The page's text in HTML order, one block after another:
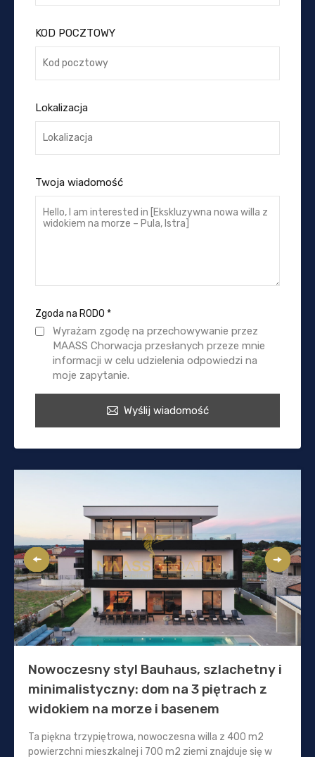
KOD POCZTOWY
Lokalizacja
Twoja wiadomość
Zgoda na RODO *
Wyrażam zgodę na przechowywanie przez
MAASS Chorwacja przesłanych przeze mnie
informacji w celu udzielenia odpowiedzi na
moje zapytanie.
Wyślij wiadomość
Nowoczesny styl Bauhaus, szlachetny i
minimalistyczny: dom na 3 piętrach z
widokiem na morze i basenem
Ta piękna trzypiętrowa, nowoczesna willa z 400 m2
powierzchni mieszkalnej i 700 m2 ziemi znajduje się w